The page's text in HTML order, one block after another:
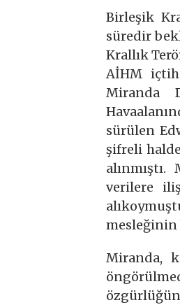
Birleşik
süredir
Krallık
AİHM
Miranda
sürülen
şifreli
verilere
mesleğinin
Miranda,